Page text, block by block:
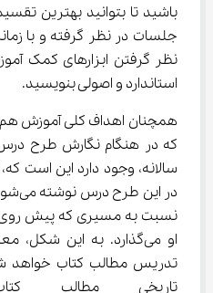
باشید تا بتوانید بهترین
جلسات در نظر گرفته و با
نظر گرفتن ابزارهای کمک
استاندارد و اصولی بنویسید.
که در هنگام نگارش طرح
در
نسبت به مسیری که پیش روی
او می‌گذارد. به این
تاریخی مطالب